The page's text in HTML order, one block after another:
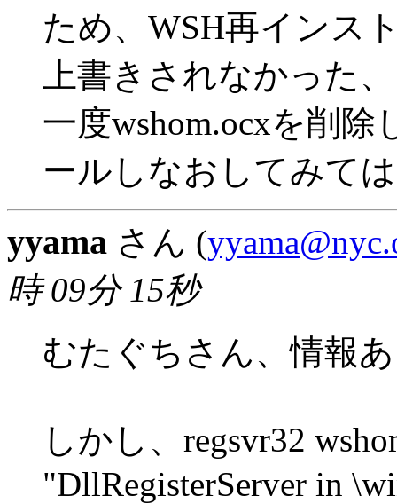
ため、WSH再インス
上書きされなかった
一度wshom.ocxを削
ールしなおしてみて
yyama さん (
時 09分 15秒
むたぐちさん、情報
しかし、regsvr32
"DllRegisterServer in